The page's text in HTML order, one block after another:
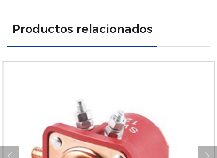
Productos relacionados